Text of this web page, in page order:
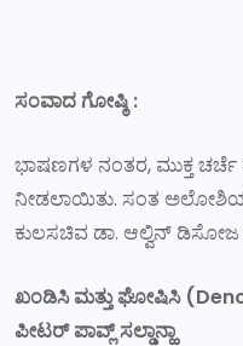
ಸಂವಾದ ಗೋಷ್ಠಿ :
ಭಾಷಣಗಳ ನಂತರ, ಮುಕ್ತ ಚರ್ಚೆ
ನೀಡಲಾಯಿತು. ಸಂತ
ಕುಲಸಚಿವ ಡಾ. ಆಲ್ವಿನ್ ಡಿಸೋಜ
ಖಂಡಿಸಿ ಮತ್ತು ಘೋಷಿಸಿ (
ಪೀಟರ್ ಪಾವ್ಲ್ ಸಲ್ಡಾನ್ಹಾ